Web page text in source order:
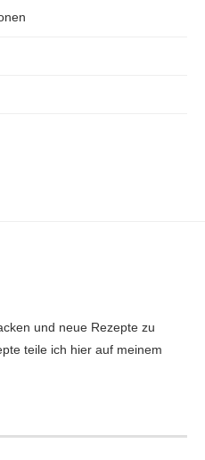
und neue Rezepte zu
teile ich hier auf meinem